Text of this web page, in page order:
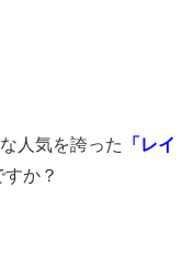
人気を誇った
「レイ
か？